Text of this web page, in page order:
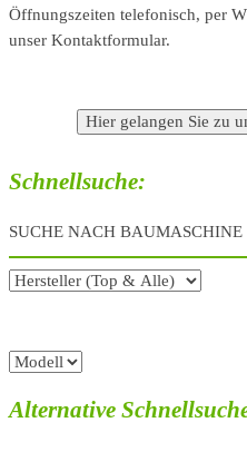
Öffnungszeiten telefonisch, per
unser Kontaktformular.
Schnellsuche:
SUCHE NACH BAUMASCHINE
Alternative